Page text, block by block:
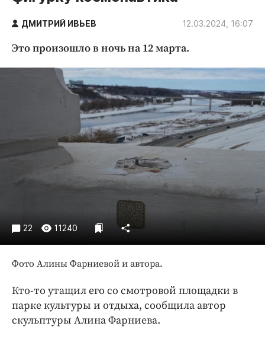
Статьи
Народные новости
Благоустройство
Криминал
Культура
Недвижимость и ЖКХ
Образование
Общество
Погода
Праздники
Экономика и бизнес
ПРОЕКТЫ
Издания
Медиаперсона
ДМИТРИЙ ИВЬЕВ 12.03.2024, 16:07
Это произошло в ночь на 12 марта.
22 11240
Фото Алины Фарниевой и автора.
Кто-то утащил его со смотровой площадки в
парке культуры и отдыха, сообщила автор
скульптуры Алина Фарниева.